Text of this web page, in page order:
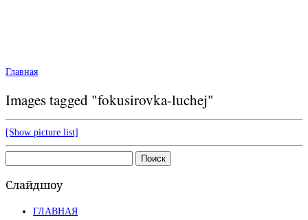
Главная
Images tagged "fokusirovka-luchej"
[Show picture list]
Слайдшоу
ГЛАВНАЯ